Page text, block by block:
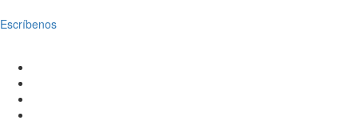
Escríbenos